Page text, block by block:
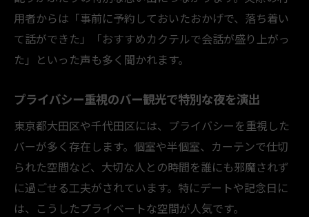
用者からは「事前に予約しておいたおかげで、落ち着い
て話ができた」「おすすめカクテルで会話が盛り上がっ
た」といった声も多く聞かれます。
プライバシー重視のバー観光で特別な夜を演出
東京都大田区や千代田区には、プライバシーを重視した
バーが多く存在します。個室や半個室、カーテンで仕切
られた空間など、大切な人との時間を誰にも邪魔されず
に過ごせる工夫がされています。特にデートや記念日に
は、こうしたプライベートな空間が人気です。